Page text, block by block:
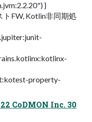
}
トFW, Kotlin非同期処
property-
CoDMON Inc. 30